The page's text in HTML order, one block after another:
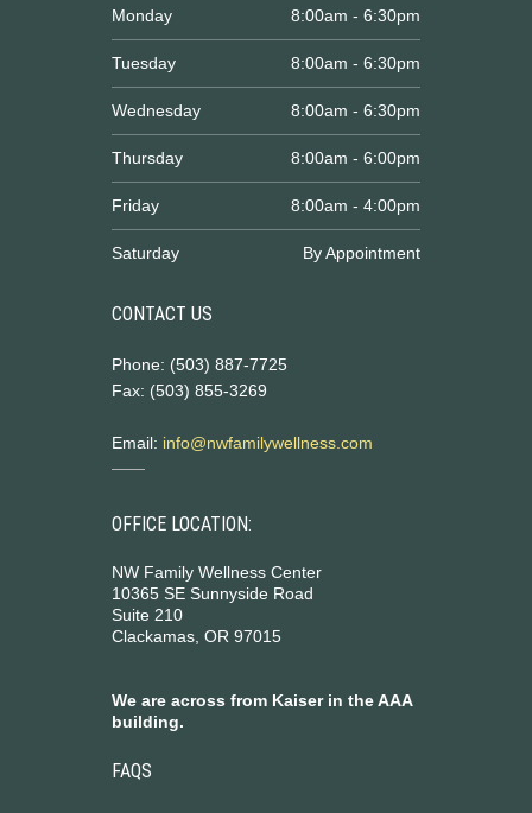
Monday 8:00am - 6:30pm
Tuesday 8:00am - 6:30pm
Wednesday 8:00am - 6:30pm
Thursday 8:00am - 6:00pm
Friday 8:00am - 4:00pm
Saturday By Appointment
CONTACT US
Phone: (503) 887-7725
Fax: (503) 855-3269
Email: info@nwfamilywellness.com
OFFICE LOCATION:
NW Family Wellness Center
10365 SE Sunnyside Road
Suite 210
Clackamas, OR 97015
We are across from Kaiser in the AAA
building.
FAQS